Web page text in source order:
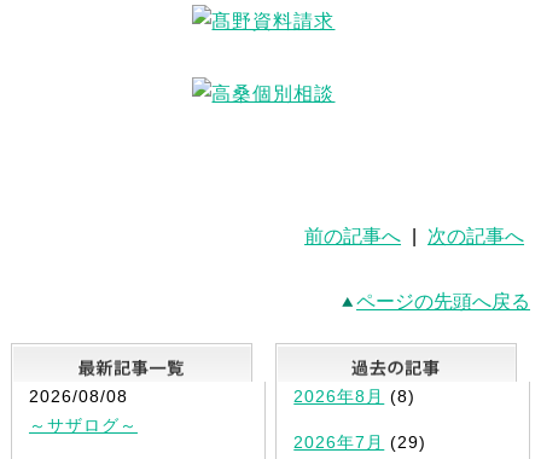
前の記事へ 次の記事へ
ページの先頭へ戻る
最新記事一覧
2026/08/08
～サザログ～
2026年8月 (8)
2026年7月 (29)